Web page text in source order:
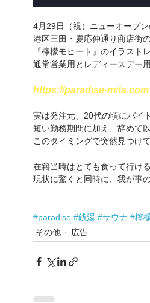
4月29日（祝）ニューオープ
港区三田・慶応仲通り商店街
『檸檬モヒート』のイラスト
通常営業用とレディースデー
https://paradise-mita.com
実は発注元、20代の頃にバイ
短い勤務期間に加え、辞めて
このタイミングで突然見つけ
在籍当時はとても食って行け
現状に驚くと同時に、我が事
#paradise #銭湯 #サウナ #檸
その他
広告